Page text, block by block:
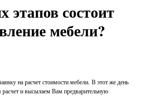
этапов состоит
мебели?
на расчет стоимости мебели. В этот же день
и высылаем Вам предварительную